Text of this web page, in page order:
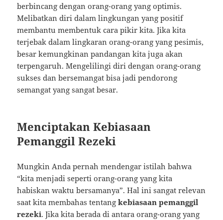
berbincang dengan orang-orang yang optimis.
Melibatkan diri dalam lingkungan yang positif
membantu membentuk cara pikir kita. Jika kita
terjebak dalam lingkaran orang-orang yang pesimis,
besar kemungkinan pandangan kita juga akan
terpengaruh. Mengelilingi diri dengan orang-orang
sukses dan bersemangat bisa jadi pendorong
semangat yang sangat besar.
Menciptakan Kebiasaan
Pemanggil Rezeki
Mungkin Anda pernah mendengar istilah bahwa
“kita menjadi seperti orang-orang yang kita
habiskan waktu bersamanya”. Hal ini sangat relevan
saat kita membahas tentangkebiasaan pemanggil
rezeki. Jika kita berada di antara orang-orang yang